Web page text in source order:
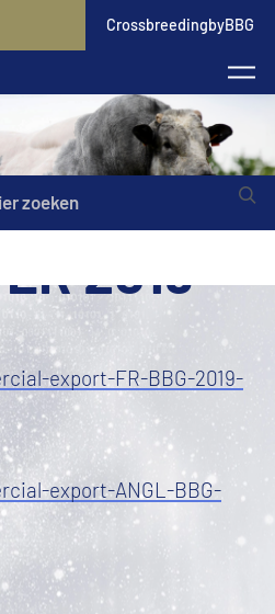
CrossbreedingbyBBG
zoeken
2019
export-FR-BBG-2019-
export-ANGL-BBG-